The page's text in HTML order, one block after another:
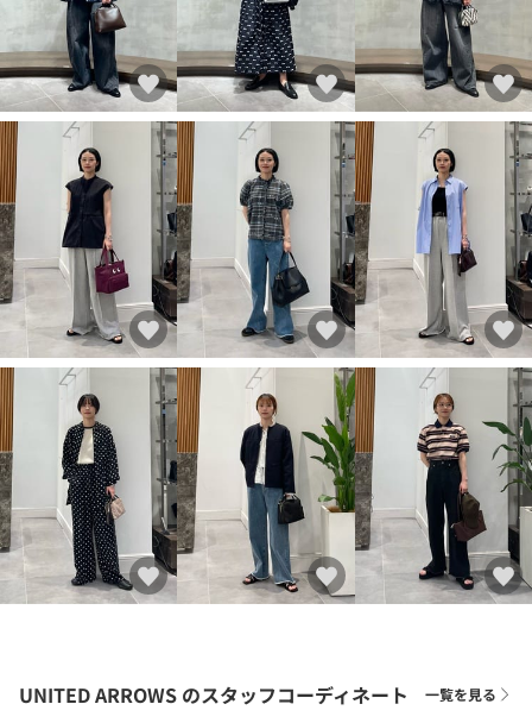
UNITED ARROWS のスタッフコーディネート 一覧を見る